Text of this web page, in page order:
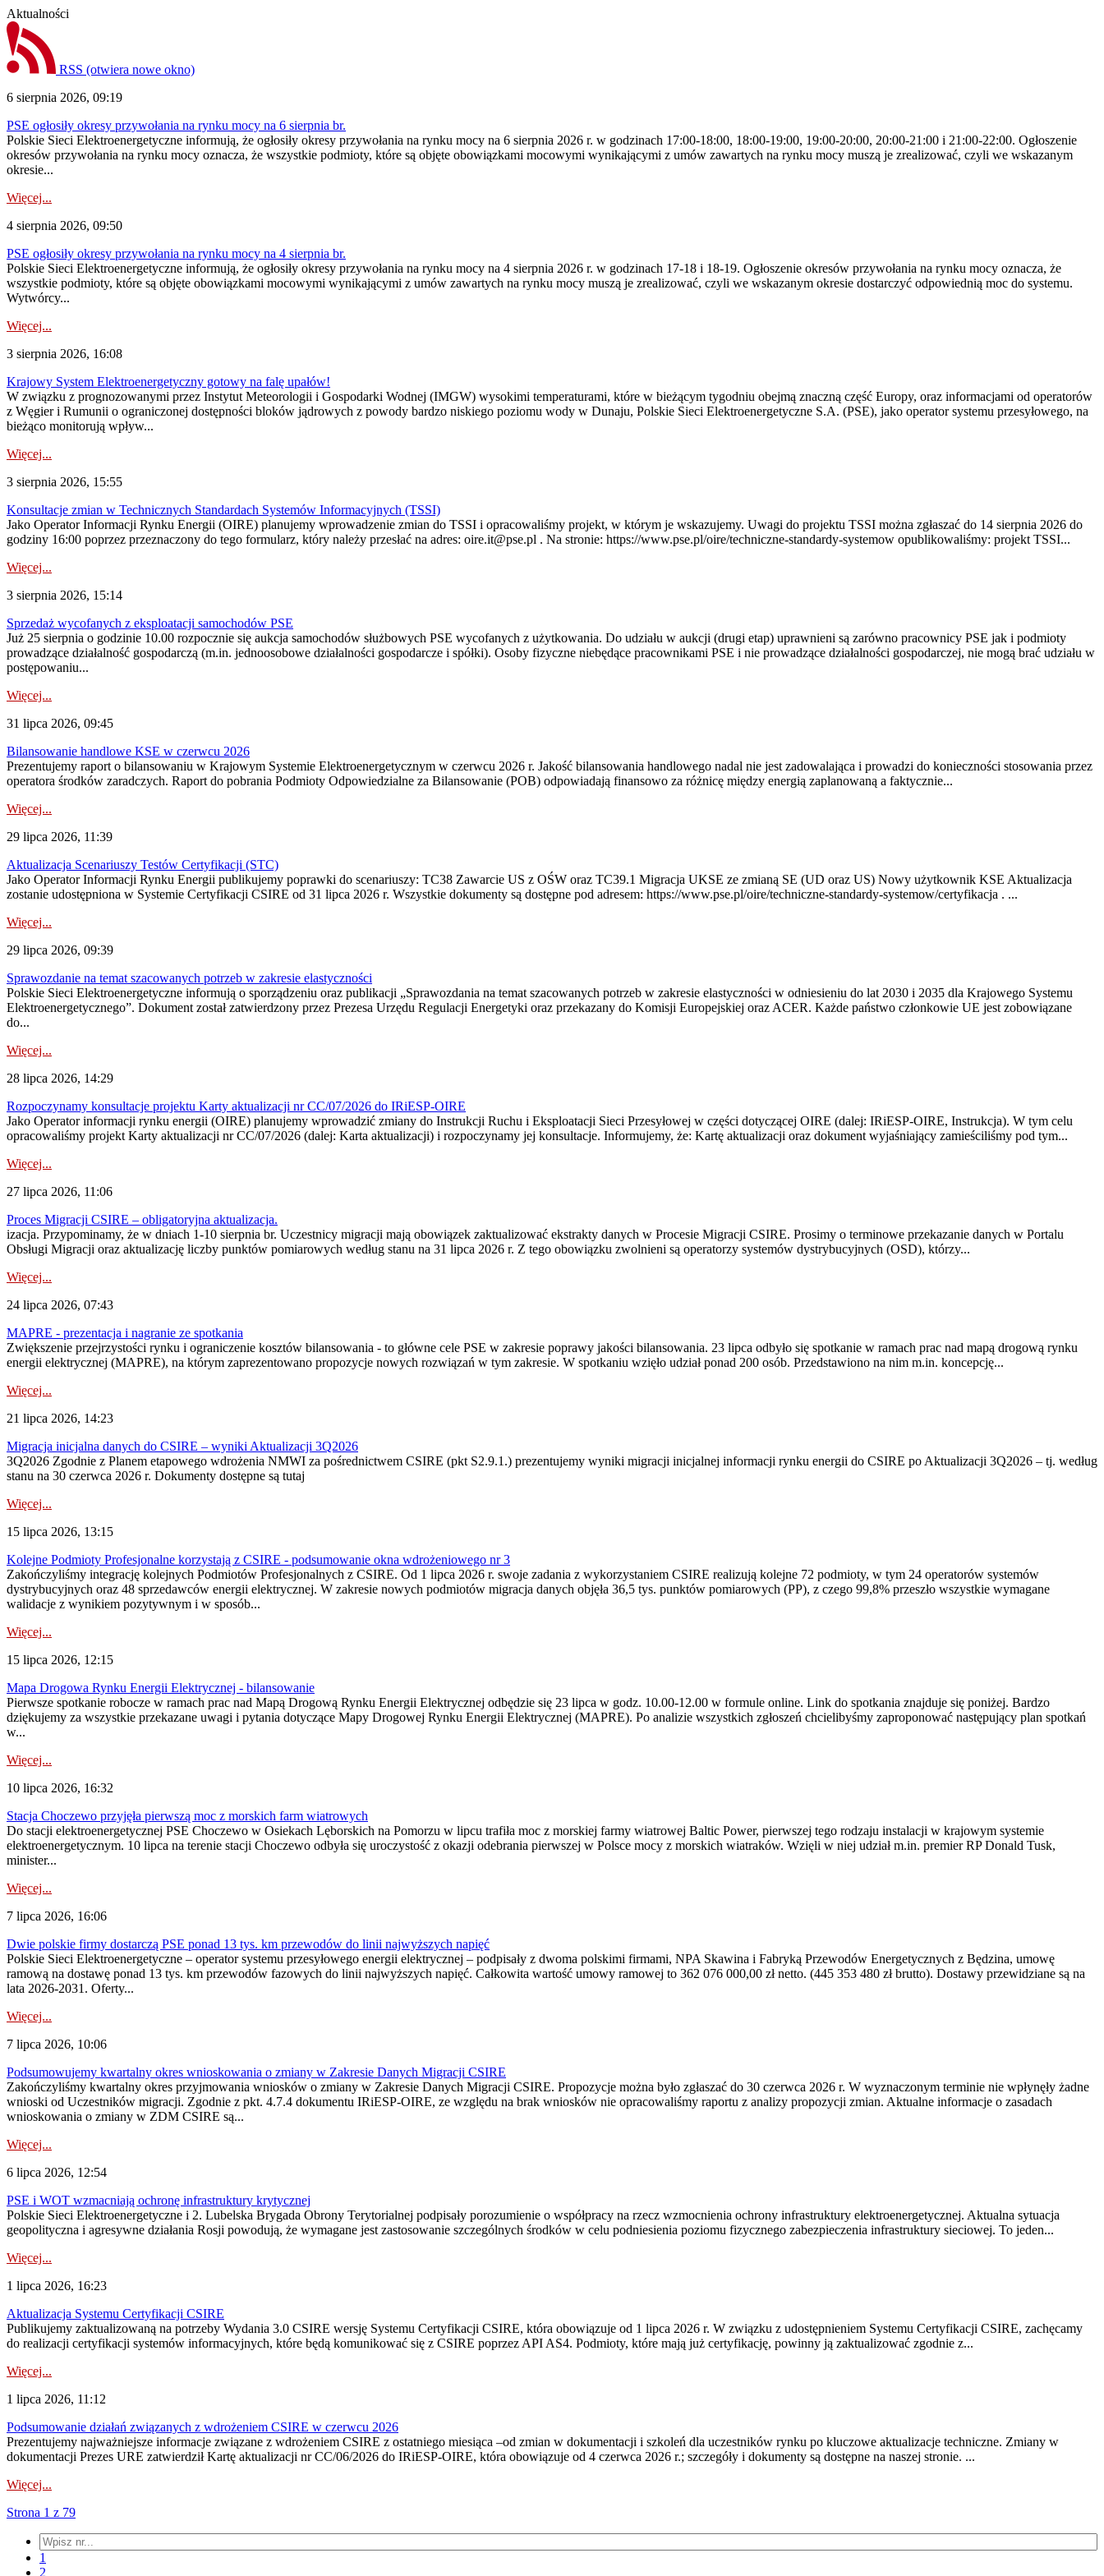
Aktualności
RSS (otwiera nowe okno)
6 sierpnia 2026, 09:19
PSE ogłosiły okresy przywołania na rynku mocy na 6 sierpnia br.
Polskie Sieci Elektroenergetyczne informują, że ogłosiły okresy przywołania na rynku mocy na 6 sierpnia 2026 r. w godzinach 17:00-18:00, 18:00-19:00, 19:00-20:00, 20:00-21:00 i 21:00-22:00. Ogłoszenie
okresów przywołania na rynku mocy oznacza, że wszystkie podmioty, które są objęte obowiązkami mocowymi wynikającymi z umów zawartych na rynku mocy muszą je zrealizować, czyli we wskazanym
okresie...
Więcej...
4 sierpnia 2026, 09:50
PSE ogłosiły okresy przywołania na rynku mocy na 4 sierpnia br.
Polskie Sieci Elektroenergetyczne informują, że ogłosiły okresy przywołania na rynku mocy na 4 sierpnia 2026 r. w godzinach 17-18 i 18-19. Ogłoszenie okresów przywołania na rynku mocy oznacza, że
wszystkie podmioty, które są objęte obowiązkami mocowymi wynikającymi z umów zawartych na rynku mocy muszą je zrealizować, czyli we wskazanym okresie dostarczyć odpowiednią moc do systemu.
Wytwórcy...
Więcej...
3 sierpnia 2026, 16:08
Krajowy System Elektroenergetyczny gotowy na falę upałów!
W związku z prognozowanymi przez Instytut Meteorologii i Gospodarki Wodnej (IMGW) wysokimi temperaturami, które w bieżącym tygodniu obejmą znaczną część Europy, oraz informacjami od operatorów
z Węgier i Rumunii o ograniczonej dostępności bloków jądrowych z powody bardzo niskiego poziomu wody w Dunaju, Polskie Sieci Elektroenergetyczne S.A. (PSE), jako operator systemu przesyłowego, na
bieżąco monitorują wpływ...
Więcej...
3 sierpnia 2026, 15:55
Konsultacje zmian w Technicznych Standardach Systemów Informacyjnych (TSSI)
Jako Operator Informacji Rynku Energii (OIRE) planujemy wprowadzenie zmian do TSSI i opracowaliśmy projekt, w którym je wskazujemy. Uwagi do projektu TSSI można zgłaszać do 14 sierpnia 2026 do
godziny 16:00 poprzez przeznaczony do tego formularz, który należy przesłać na adres: oire.it@pse.pl . Na stronie: https://www.pse.pl/oire/techniczne-standardy-systemow opublikowaliśmy: projekt TSSI...
Więcej...
3 sierpnia 2026, 15:14
Sprzedaż wycofanych z eksploatacji samochodów PSE
Już 25 sierpnia o godzinie 10.00 rozpocznie się aukcja samochodów służbowych PSE wycofanych z użytkowania. Do udziału w aukcji (drugi etap) uprawnieni są zarówno pracownicy PSE jak i podmioty
prowadzące działalność gospodarczą (m.in. jednoosobowe działalności gospodarcze i spółki). Osoby fizyczne niebędące pracownikami PSE i nie prowadzące działalności gospodarczej, nie mogą brać udziału w
postępowaniu...
Więcej...
31 lipca 2026, 09:45
Bilansowanie handlowe KSE w czerwcu 2026
Prezentujemy raport o bilansowaniu w Krajowym Systemie Elektroenergetycznym w czerwcu 2026 r. Jakość bilansowania handlowego nadal nie jest zadowalająca i prowadzi do konieczności stosowania przez
operatora środków zaradczych. Raport do pobrania Podmioty Odpowiedzialne za Bilansowanie (POB) odpowiadają finansowo za różnicę między energią zaplanowaną a faktycznie...
Więcej...
29 lipca 2026, 11:39
Aktualizacja Scenariuszy Testów Certyfikacji (STC)
Jako Operator Informacji Rynku Energii publikujemy poprawki do scenariuszy: TC38 Zawarcie US z OŚW oraz TC39.1 Migracja UKSE ze zmianą SE (UD oraz US) Nowy użytkownik KSE Aktualizacja
zostanie udostępniona w Systemie Certyfikacji CSIRE od 31 lipca 2026 r. Wszystkie dokumenty są dostępne pod adresem: https://www.pse.pl/oire/techniczne-standardy-systemow/certyfikacja . ...
Więcej...
29 lipca 2026, 09:39
Sprawozdanie na temat szacowanych potrzeb w zakresie elastyczności
Polskie Sieci Elektroenergetyczne informują o sporządzeniu oraz publikacji „Sprawozdania na temat szacowanych potrzeb w zakresie elastyczności w odniesieniu do lat 2030 i 2035 dla Krajowego Systemu
Elektroenergetycznego”. Dokument został zatwierdzony przez Prezesa Urzędu Regulacji Energetyki oraz przekazany do Komisji Europejskiej oraz ACER. Każde państwo członkowie UE jest zobowiązane
do...
Więcej...
28 lipca 2026, 14:29
Rozpoczynamy konsultacje projektu Karty aktualizacji nr CC/07/2026 do IRiESP-OIRE
Jako Operator informacji rynku energii (OIRE) planujemy wprowadzić zmiany do Instrukcji Ruchu i Eksploatacji Sieci Przesyłowej w części dotyczącej OIRE (dalej: IRiESP-OIRE, Instrukcja). W tym celu
opracowaliśmy projekt Karty aktualizacji nr CC/07/2026 (dalej: Karta aktualizacji) i rozpoczynamy jej konsultacje. Informujemy, że: Kartę aktualizacji oraz dokument wyjaśniający zamieściliśmy pod tym...
Więcej...
27 lipca 2026, 11:06
Proces Migracji CSIRE – obligatoryjna aktualizacja.
izacja. Przypominamy, że w dniach 1-10 sierpnia br. Uczestnicy migracji mają obowiązek zaktualizować ekstrakty danych w Procesie Migracji CSIRE. Prosimy o terminowe przekazanie danych w Portalu
Obsługi Migracji oraz aktualizację liczby punktów pomiarowych według stanu na 31 lipca 2026 r. Z tego obowiązku zwolnieni są operatorzy systemów dystrybucyjnych (OSD), którzy...
Więcej...
24 lipca 2026, 07:43
MAPRE - prezentacja i nagranie ze spotkania
Zwiększenie przejrzystości rynku i ograniczenie kosztów bilansowania - to główne cele PSE w zakresie poprawy jakości bilansowania. 23 lipca odbyło się spotkanie w ramach prac nad mapą drogową rynku
energii elektrycznej (MAPRE), na którym zaprezentowano propozycje nowych rozwiązań w tym zakresie. W spotkaniu wzięło udział ponad 200 osób. Przedstawiono na nim m.in. koncepcję...
Więcej...
21 lipca 2026, 14:23
Migracja inicjalna danych do CSIRE – wyniki Aktualizacji 3Q2026
3Q2026 Zgodnie z Planem etapowego wdrożenia NMWI za pośrednictwem CSIRE (pkt S2.9.1.) prezentujemy wyniki migracji inicjalnej informacji rynku energii do CSIRE po Aktualizacji 3Q2026 – tj. według
stanu na 30 czerwca 2026 r. Dokumenty dostępne są tutaj
Więcej...
15 lipca 2026, 13:15
Kolejne Podmioty Profesjonalne korzystają z CSIRE - podsumowanie okna wdrożeniowego nr 3
Zakończyliśmy integrację kolejnych Podmiotów Profesjonalnych z CSIRE. Od 1 lipca 2026 r. swoje zadania z wykorzystaniem CSIRE realizują kolejne 72 podmioty, w tym 24 operatorów systemów
dystrybucyjnych oraz 48 sprzedawców energii elektrycznej. W zakresie nowych podmiotów migracja danych objęła 36,5 tys. punktów pomiarowych (PP), z czego 99,8% przeszło wszystkie wymagane
walidacje z wynikiem pozytywnym i w sposób...
Więcej...
15 lipca 2026, 12:15
Mapa Drogowa Rynku Energii Elektrycznej - bilansowanie
Pierwsze spotkanie robocze w ramach prac nad Mapą Drogową Rynku Energii Elektrycznej odbędzie się 23 lipca w godz. 10.00-12.00 w formule online. Link do spotkania znajduje się poniżej. Bardzo
dziękujemy za wszystkie przekazane uwagi i pytania dotyczące Mapy Drogowej Rynku Energii Elektrycznej (MAPRE). Po analizie wszystkich zgłoszeń chcielibyśmy zaproponować następujący plan spotkań
w...
Więcej...
10 lipca 2026, 16:32
Stacja Choczewo przyjęła pierwszą moc z morskich farm wiatrowych
Do stacji elektroenergetycznej PSE Choczewo w Osiekach Lęborskich na Pomorzu w lipcu trafiła moc z morskiej farmy wiatrowej Baltic Power, pierwszej tego rodzaju instalacji w krajowym systemie
elektroenergetycznym. 10 lipca na terenie stacji Choczewo odbyła się uroczystość z okazji odebrania pierwszej w Polsce mocy z morskich wiatraków. Wzięli w niej udział m.in. premier RP Donald Tusk,
minister...
Więcej...
7 lipca 2026, 16:06
Dwie polskie firmy dostarczą PSE ponad 13 tys. km przewodów do linii najwyższych napięć
Polskie Sieci Elektroenergetyczne – operator systemu przesyłowego energii elektrycznej – podpisały z dwoma polskimi firmami, NPA Skawina i Fabryką Przewodów Energetycznych z Będzina, umowę
ramową na dostawę ponad 13 tys. km przewodów fazowych do linii najwyższych napięć. Całkowita wartość umowy ramowej to 362 076 000,00 zł netto. (445 353 480 zł brutto). Dostawy przewidziane są na
lata 2026-2031. Oferty...
Więcej...
7 lipca 2026, 10:06
Podsumowujemy kwartalny okres wnioskowania o zmiany w Zakresie Danych Migracji CSIRE
Zakończyliśmy kwartalny okres przyjmowania wniosków o zmiany w Zakresie Danych Migracji CSIRE. Propozycje można było zgłaszać do 30 czerwca 2026 r. W wyznaczonym terminie nie wpłynęły żadne
wnioski od Uczestników migracji. Zgodnie z pkt. 4.7.4 dokumentu IRiESP-OIRE, ze względu na brak wniosków nie opracowaliśmy raportu z analizy propozycji zmian. Aktualne informacje o zasadach
wnioskowania o zmiany w ZDM CSIRE są...
Więcej...
6 lipca 2026, 12:54
PSE i WOT wzmacniają ochronę infrastruktury krytycznej
Polskie Sieci Elektroenergetyczne i 2. Lubelska Brygada Obrony Terytorialnej podpisały porozumienie o współpracy na rzecz wzmocnienia ochrony infrastruktury elektroenergetycznej. Aktualna sytuacja
geopolityczna i agresywne działania Rosji powodują, że wymagane jest zastosowanie szczególnych środków w celu podniesienia poziomu fizycznego zabezpieczenia infrastruktury sieciowej. To jeden...
Więcej...
1 lipca 2026, 16:23
Aktualizacja Systemu Certyfikacji CSIRE
Publikujemy zaktualizowaną na potrzeby Wydania 3.0 CSIRE wersję Systemu Certyfikacji CSIRE, która obowiązuje od 1 lipca 2026 r. W związku z udostępnieniem Systemu Certyfikacji CSIRE, zachęcamy
do realizacji certyfikacji systemów informacyjnych, które będą komunikować się z CSIRE poprzez API AS4. Podmioty, które mają już certyfikację, powinny ją zaktualizować zgodnie z...
Więcej...
1 lipca 2026, 11:12
Podsumowanie działań związanych z wdrożeniem CSIRE w czerwcu 2026
Prezentujemy najważniejsze informacje związane z wdrożeniem CSIRE z ostatniego miesiąca –od zmian w dokumentacji i szkoleń dla uczestników rynku po kluczowe aktualizacje techniczne. Zmiany w
dokumentacji Prezes URE zatwierdził Kartę aktualizacji nr CC/06/2026 do IRiESP‑OIRE, która obowiązuje od 4 czerwca 2026 r.; szczegóły i dokumenty są dostępne na naszej stronie. ...
Więcej...
Strona 1 z 79
1
2